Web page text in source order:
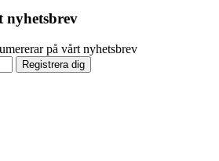
nyhetsbrev
på vårt nyhetsbrev
Registrera dig